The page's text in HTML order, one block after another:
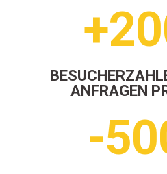
ANFRAGEN
-